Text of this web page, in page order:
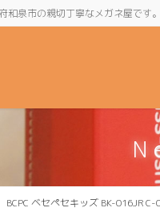
泉市の親切丁寧なメガネ屋です。
BCPC ベセペセキッズ BK-016JR C-